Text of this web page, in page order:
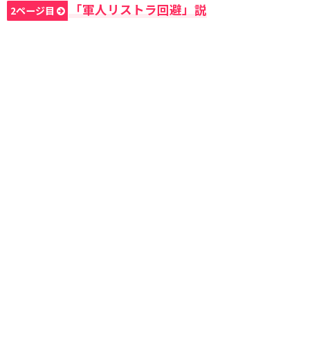
2ページ目 「軍人リストラ回避」説